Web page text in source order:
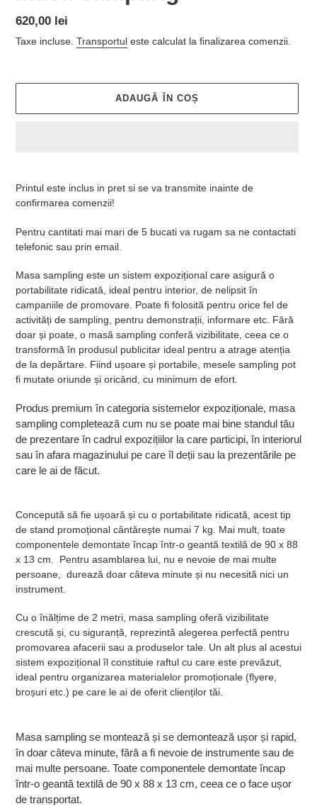
Preț
obișnuit
620,00 lei
Taxe incluse. Transportul este calculat la finalizarea comenzii.
ADAUGĂ ÎN COȘ
Printul este inclus in pret si se va transmite inainte de
confirmarea comenzii!
Pentru cantitati mai mari de 5 bucati va rugam sa ne contactati
telefonic sau prin email.
Masa sampling este un sistem expozițional care asigură o
portabilitate ridicată, ideal pentru interior, de nelipsit în
campaniile de promovare. Poate fi folosită pentru orice fel de
activități de sampling, pentru demonstrații, informare etc. Fără
doar și poate, o masă sampling conferă vizibilitate, ceea ce o
transformă în produsul publicitar ideal pentru a atrage atenția
de la depărtare. Fiind ușoare și portabile, mesele sampling pot
fi mutate oriunde și oricând, cu minimum de efort.
Produs premium în categoria sistemelor expoziționale, masa
sampling completează cum nu se poate mai bine standul tău
de prezentare în cadrul expozițiilor la care participi, în interiorul
sau în afara magazinului pe care îl deții sau la prezentările pe
care le ai de făcut.
Concepută să fie ușoară și cu o portabilitate ridicată, acest tip
de stand promoțional cântărește numai 7 kg. Mai mult, toate
componentele demontate încap într-o geantă textilă de 90 x 88
x 13 cm. Pentru asamblarea lui, nu e nevoie de mai multe
persoane, durează doar câteva minute și nu necesită nici un
instrument.
Cu o înălțime de 2 metri, masa sampling oferă vizibilitate
crescută și, cu siguranță, reprezintă alegerea perfectă pentru
promovarea afacerii sau a produselor tale. Un alt plus al acestui
sistem expozițional îl constituie raftul cu care este prevăzut,
ideal pentru organizarea materialelor promoționale (flyere,
broșuri etc.) pe care le ai de oferit clienților tăi.
Masa sampling se montează și se demontează ușor și rapid,
în doar câteva minute, fără a fi nevoie de instrumente sau de
mai multe persoane. Toate componentele demontate încap
într-o geantă textilă de 90 x 88 x 13 cm, ceea ce o face ușor
de transportat.